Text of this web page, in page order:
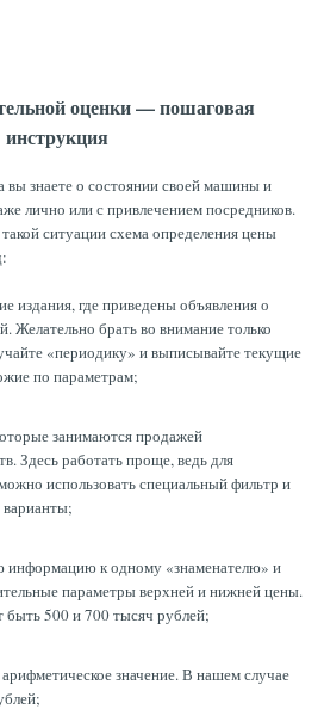
оценки — пошаговая
инструкция
вы знаете о состоянии своей машины и
лично или с привлечением посредников.
ситуации схема определения цены
издания, где приведены объявления о
Желательно брать во внимание только
«периодику» и выписывайте текущие
по параметрам;
занимаются продажей
Здесь работать проще, ведь для
использовать специальный фильтр и
информацию к одному «знаменателю» и
параметры верхней и нижней цены.
500 и 700 тысяч рублей;
значение. В нашем случае